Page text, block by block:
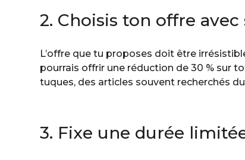
2. Choisis ton offre avec
L’offre que tu proposes doit être
pourrais offrir une réduction de 30 % sur
tuques, des articles souvent recherchés
3. Fixe une durée